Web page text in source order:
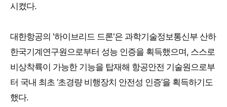
시켰다.
대한항공의 '하이브리드 드론'은 과학기술정보통신부 산하
한국기계연구원으로부터 성능 인증을 획득했으며, 스스로
비상착륙이 가능한 기능을 탑재해 항공안전 기술원으로부
터 국내 최초 ‘초경량 비행장치 안전성 인증’을 획득하기도
했다.